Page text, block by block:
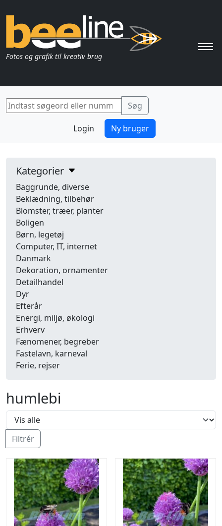
Fotos og grafik til kreativ brug
Login Ny bruger
Kategorier
Baggrunde, diverse
Beklædning, tilbehør
Blomster, træer, planter
Boligen
Børn, legetøj
Computer, IT, internet
Danmark
Dekoration, ornamenter
Detailhandel
Dyr
Efterår
Energi, miljø, økologi
Erhverv
Fænomener, begreber
Fastelavn, karneval
Ferie, rejser
Folkeslag
Forår
Fritid, hobby
Frugt, grønt
Halloween
Håndværk
Haven
Huse, bygninger
Jagt
Jul
Kærlighed, bryllup
humlebi
Filtrér